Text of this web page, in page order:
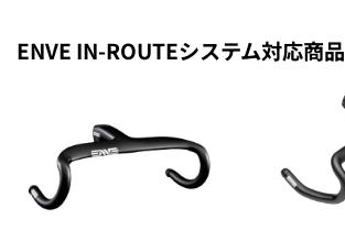
ENVE IN-ROUTEシステム対応商品